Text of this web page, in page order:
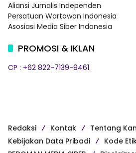
Aliansi Jurnalis Independen
Persatuan Wartawan Indonesia
Asosiasi Media Siber Indonesia
PROMOSI & IKLAN
CP : +62 822-7139-9461
Redaksi Kontak
Tentang
Kebijakan Data Pribadi
Kode